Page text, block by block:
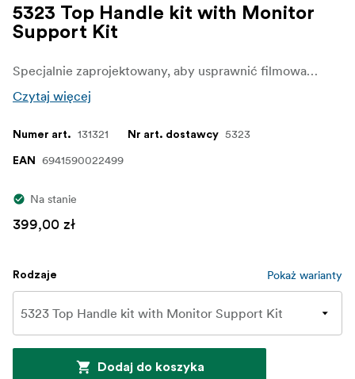
5323 Top Handle kit with Monitor
Support Kit
Specjalnie zaprojektowany, aby usprawnić filmowanie pod niskim kątem, jednocześnie zmniejszając obciążenie ramion. Kompatybilny ze śrubą ARRI 3/8''-16.
Czytaj więcej
Numer art. 131321 Nr art. dostawcy 5323
EAN 6941590022499
Na stanie
399,00 zł
Rodzaje Pokaż warianty
Dodaj do koszyka